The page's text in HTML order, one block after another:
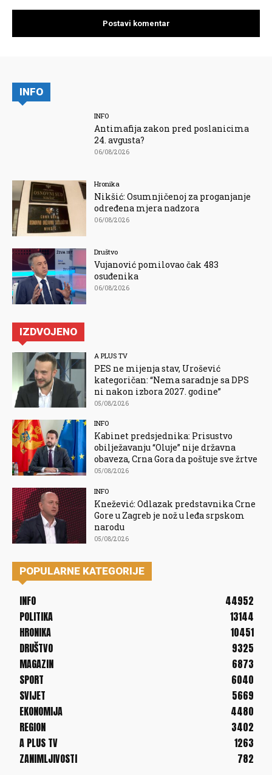
INFO
INFO
Antimafija zakon pred poslanicima
24. avgusta?
06/08/2026
Hronika
Nikšić: Osumnjičenoj za proganjanje
određena mjera nadzora
06/08/2026
Društvo
Vujanović pomilovao čak 483
osuđenika
06/08/2026
IZDVOJENO
A PLUS TV
PES ne mijenja stav, Urošević
kategoričan: “Nema saradnje sa DPS
ni nakon izbora 2027. godine”
05/08/2026
INFO
Kabinet predsjednika: Prisustvo
obilježavanju “Oluje” nije državna
obaveza, Crna Gora da poštuje sve žrtve
05/08/2026
INFO
Knežević: Odlazak predstavnika Crne
Gore u Zagreb je nož u leđa srpskom
narodu
05/08/2026
POPULARNE KATEGORIJE
INFO
44952
POLITIKA
13144
HRONIKA
10451
DRUŠTVO
9325
MAGAZIN
6873
SPORT
6040
SVIJET
5669
EKONOMIJA
4480
REGION
3402
A PLUS TV
1263
ZANIMLJIVOSTI
782